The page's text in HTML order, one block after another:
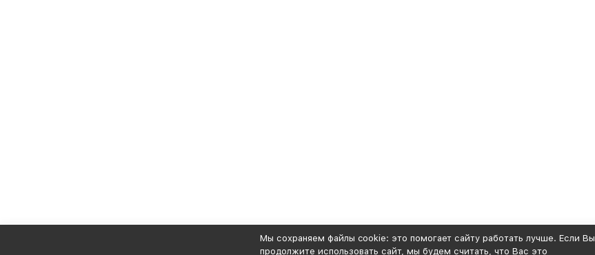
Мы сохраняем файлы cookie: это помогает сайту работать лучше. Если Вы
продолжите использовать сайт, мы будем считать, что Вас это